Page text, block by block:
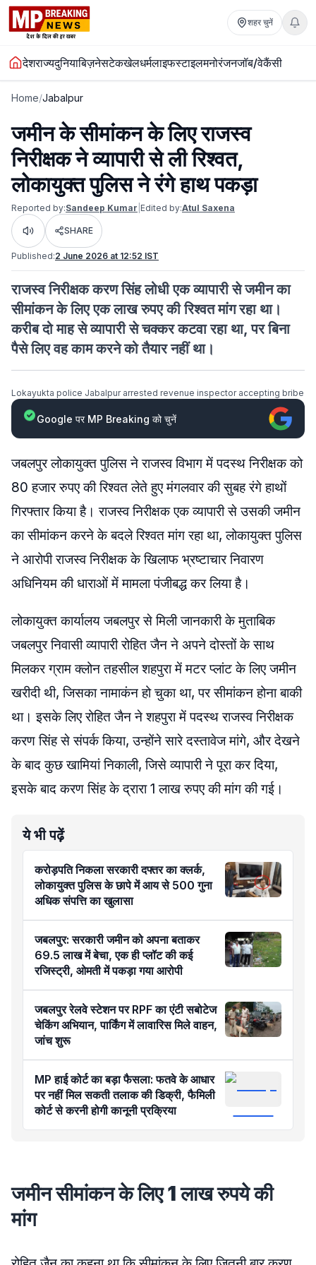
शहर चुनें
देशराज्यदुनियाबिज़नेसटेकखेलधर्मलाइफस्टाइलमनोरंजनजॉब/वेकैंसी
Home/Jabalpur
जमीन के सीमांकन के लिए राजस्व
निरीक्षक ने व्यापारी से ली रिश्वत,
लोकायुक्त पुलिस ने रंगे हाथ पकड़ा
Reported by:Sandeep Kumar Edited by:Atul Saxena
Listen SHARE
Published:2 June 2026 at 12:52 IST
राजस्व निरीक्षक करण सिंह लोधी एक व्यापारी से जमीन का
सीमांकन के लिए एक लाख रुपए की रिश्वत मांग रहा था।
करीब दो माह से व्यापारी से चक्कर कटवा रहा था, पर बिना
पैसे लिए वह काम करने को तैयार नहीं था।
Lokayukta police Jabalpur arrested revenue inspector accepting bribe
Google पर MP Breaking को चुनें
जबलपुर लोकायुक्त पुलिस ने राजस्व विभाग में पदस्थ निरीक्षक को
80 हजार रुपए की रिश्वत लेते हुए मंगलवार की सुबह रंगे हाथों
गिरफ्तार किया है। राजस्व निरीक्षक एक व्यापारी से उसकी जमीन
का सीमांकन करने के बदले रिश्वत मांग रहा था, लोकायुक्त पुलिस
ने आरोपी राजस्व निरीक्षक के खिलाफ भ्रष्टाचार निवारण
अधिनियम की धाराओं में मामला पंजीबद्ध कर लिया है।
लोकायुक्त कार्यालय जबलपुर से मिली जानकारी के मुताबिक
जबलपुर निवासी व्यापारी रोहित जैन ने अपने दोस्तों के साथ
मिलकर ग्राम क्लोन तहसील शहपुरा में मटर प्लांट के लिए जमीन
खरीदी थी, जिसका नामाकंन हो चुका था, पर सीमांकन होना बाकी
था। इसके लिए रोहित जैन ने शहपुरा में पदस्थ राजस्व निरीक्षक
करण सिंह से संपर्क किया, उन्होंने सारे दस्तावेज मांगे, और देखने
के बाद कुछ खामियां निकाली, जिसे व्यापारी ने पूरा कर दिया,
इसके बाद करण सिंह के द्रारा 1 लाख रुपए की मांग की गई।
ये भी पढ़ें
करोड़पति निकला सरकारी दफ्तर का क्लर्क,
लोकायुक्त पुलिस के छापे में आय से 500 गुना
अधिक संपत्ति का खुलासा
जबलपुर: सरकारी जमीन को अपना बताकर
69.5 लाख में बेचा, एक ही प्लॉट की कई
रजिस्ट्री, ओमती में पकड़ा गया आरोपी
जबलपुर रेलवे स्टेशन पर RPF का एंटी सबोटेज
चेकिंग अभियान, पार्किंग में लावारिस मिले वाहन,
जांच शुरू
MP हाई कोर्ट का बड़ा फैसला: फतवे के आधार
पर नहीं मिल सकती तलाक की डिक्री, फैमिली
कोर्ट से करनी होगी कानूनी प्रक्रिया
जमीन सीमांकन के लिए 1 लाख रुपये की
मांग